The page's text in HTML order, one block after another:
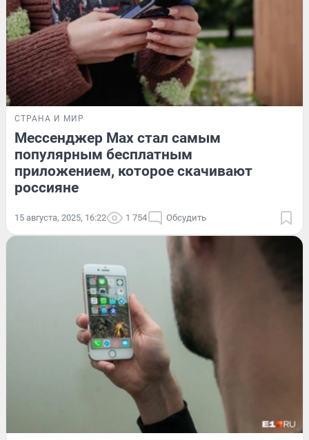
СТРАНА И МИР
Мессенджер Max стал самым
популярным бесплатным
приложением, которое скачивают
россияне
15 августа, 2025, 16:22 1 754 Обсудить